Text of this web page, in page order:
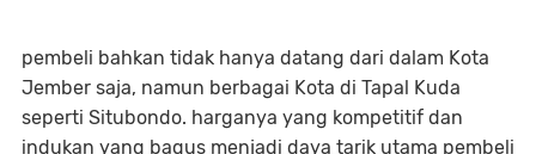
pembeli bahkan tidak hanya datang dari dalam Kota
Jember saja, namun berbagai Kota di Tapal Kuda
seperti Situbondo. harganya yang kompetitif dan
indukan yang bagus menjadi daya tarik utama pembeli